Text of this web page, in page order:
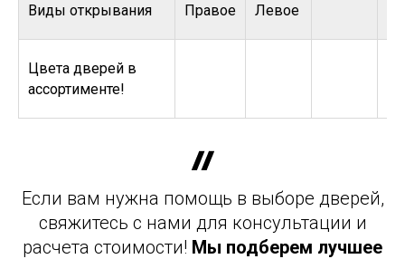
Виды открывания Правое Левое
Цвета дверей в
ассортименте!
Если вам нужна помощь в выборе дверей,
свяжитесь с нами для консультации и
расчета стоимости! Мы подберем лучшее